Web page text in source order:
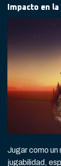
Impacto en
Jugar como
jugabilidad,